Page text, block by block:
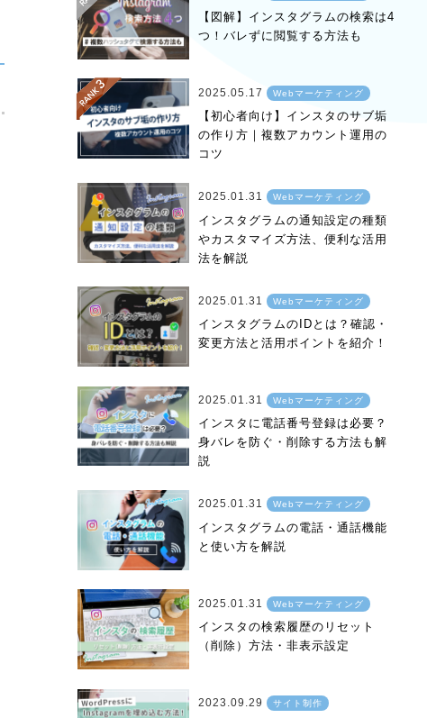
【図解】インスタグラムの検索は4
つ！バレずに閲覧する方法も
2025.05.17 Webマーケティング
【初心者向け】インスタのサブ垢
の作り方｜複数アカウント運用の
コツ
2025.01.31 Webマーケティング
インスタグラムの通知設定の種類
やカスタマイズ方法、便利な活用
法を解説
2025.01.31 Webマーケティング
インスタグラムのIDとは？確認・
変更方法と活用ポイントを紹介！
2025.01.31 Webマーケティング
インスタに電話番号登録は必要？
身バレを防ぐ・削除する方法も解
説
2025.01.31 Webマーケティング
インスタグラムの電話・通話機能
と使い方を解説
2025.01.31 Webマーケティング
インスタの検索履歴のリセット
（削除）方法・非表示設定
2023.09.29 サイト制作